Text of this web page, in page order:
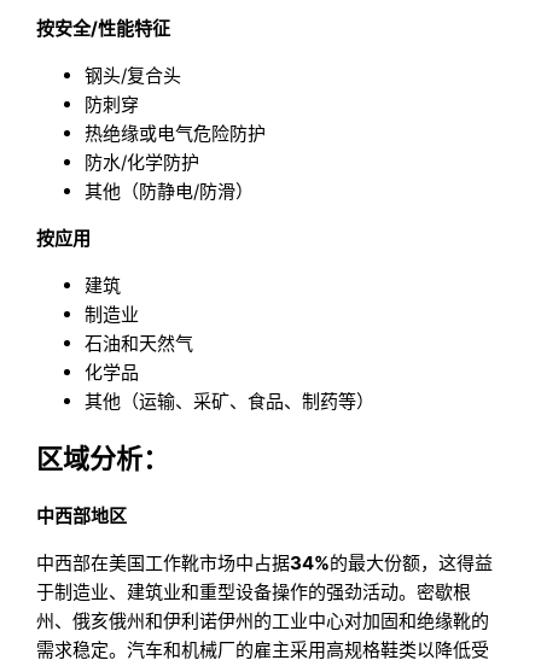
按安全/性能特征
钢头/复合头
防刺穿
热绝缘或电气危险防护
防水/化学防护
其他（防静电/防滑）
按应用
建筑
制造业
石油和天然气
化学品
其他（运输、采矿、食品、制药等）
区域分析：
中西部地区
中西部在美国工作靴市场中占据34%的最大份额，这得益
于制造业、建筑业和重型设备操作的强劲活动。密歇根
州、俄亥俄州和伊利诺伊州的工业中心对加固和绝缘靴的
需求稳定。汽车和机械厂的雇主采用高规格鞋类以降低受